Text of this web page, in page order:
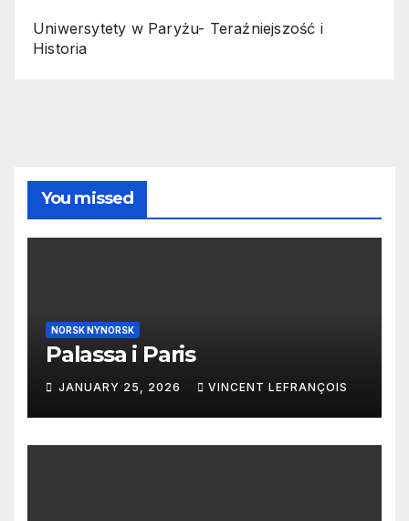
Uniwersytety w Paryżu- Teraźniejszość i
Historia
You missed
NORSK NYNORSK
Palassa i Paris
JANUARY 25, 2026 VINCENT LEFRANÇOIS